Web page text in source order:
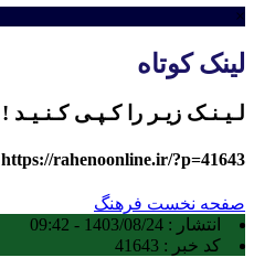
×
لینک کوتاه
لـیـنـک زیـر را کـپـی کـنـیـد !
https://rahenoonline.ir/?p=41643
صفحه نخست فرهنگ
انتشار : 1403/08/24 - 09:42
کد خبر : 41643